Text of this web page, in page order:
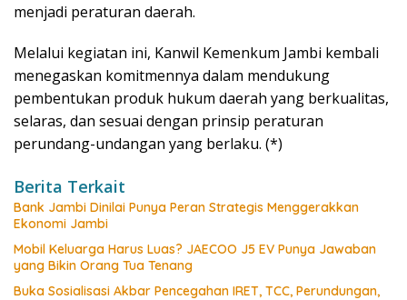
menjadi peraturan daerah.
Melalui kegiatan ini, Kanwil Kemenkum Jambi kembali
menegaskan komitmennya dalam mendukung
pembentukan produk hukum daerah yang berkualitas,
selaras, dan sesuai dengan prinsip peraturan
perundang-undangan yang berlaku. (*)
Berita Terkait
Bank Jambi Dinilai Punya Peran Strategis Menggerakkan
Ekonomi Jambi
Mobil Keluarga Harus Luas? JAECOO J5 EV Punya Jawaban
yang Bikin Orang Tua Tenang
Buka Sosialisasi Akbar Pencegahan IRET, TCC, Perundungan,